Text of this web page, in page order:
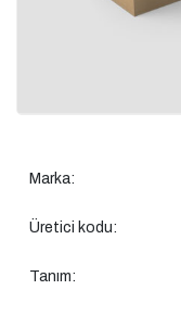
Marka:
Üretici kodu:
Tanım: